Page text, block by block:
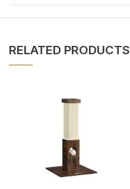
RELATED PRODUCTS